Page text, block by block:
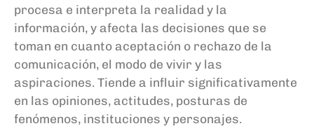
procesa e interpreta la realidad y la
información, y afecta las decisiones que se
toman en cuanto aceptación o rechazo de la
comunicación, el modo de vivir y las
aspiraciones. Tiende a influir significativamente
en las opiniones, actitudes, posturas de
fenómenos, instituciones y personajes.